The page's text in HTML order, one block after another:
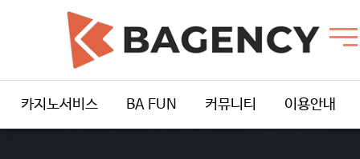
카지노서비스 BA FUN 커뮤니티 이용안내